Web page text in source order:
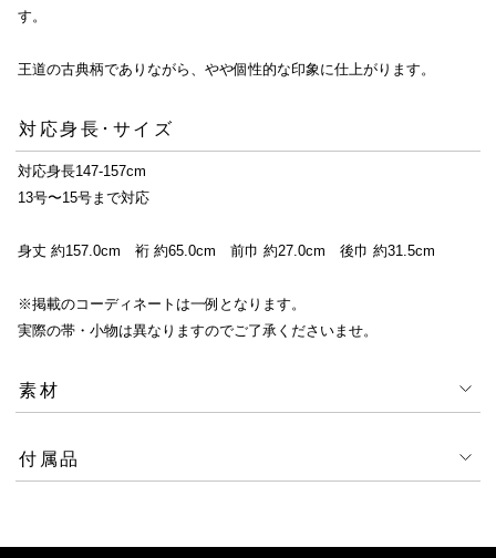
す。
王道の古典柄でありながら、やや個性的な印象に仕上がります。
対応身長･サイズ
対応身長147-157cm
13号〜15号まで対応
身丈 約157.0cm 裄 約65.0cm 前巾 約27.0cm 後巾 約31.5cm
※掲載のコーディネートは一例となります。
実際の帯・小物は異なりますのでご了承くださいませ。
素材
付属品